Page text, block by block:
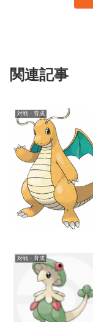
関連記事
対戦・育成
対戦・育成